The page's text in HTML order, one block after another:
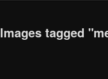
Images tagged